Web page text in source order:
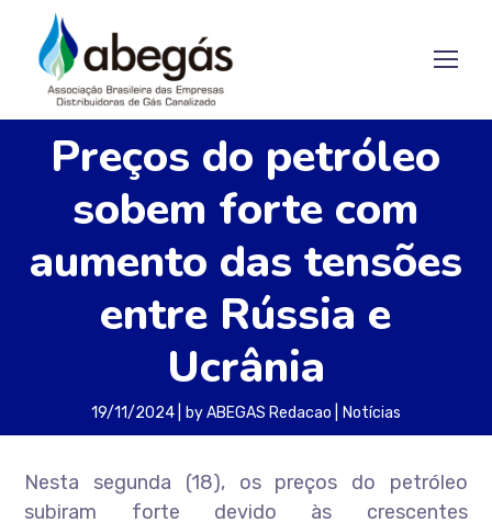
Preços do petróleo
sobem forte com
aumento das tensões
entre Rússia e
Ucrânia
19/11/2024 byABEGAS Redacao Notícias
Nesta segunda (18), os preços do petróleo
subiram forte devido às crescentes